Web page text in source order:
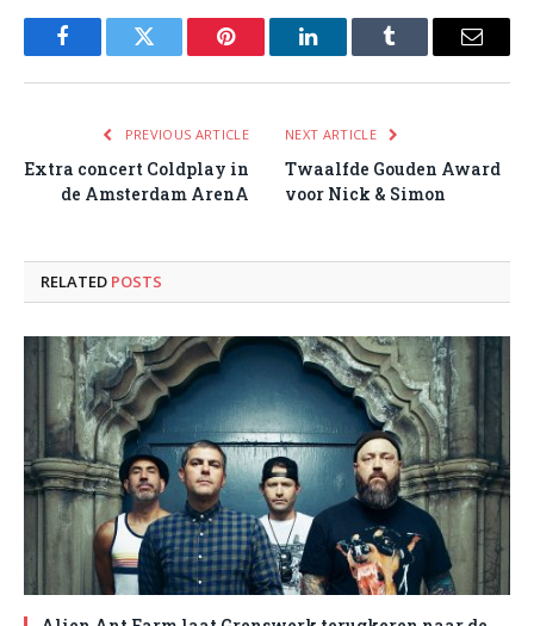
FacebookTwitter Pinterest LinkedInTumblr Email
PREVIOUS ARTICLE
Extra concert Coldplay in
de Amsterdam ArenA
NEXT ARTICLE
Twaalfde Gouden Award
voor Nick & Simon
RELATED POSTS